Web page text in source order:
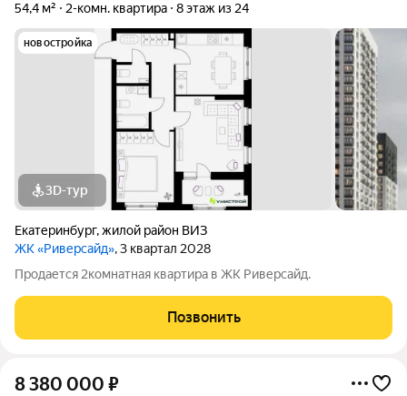
54,4 м²
2-комн. квартира 8 этаж из 24
новостройка
3D-тур
Екатеринбург,жилой район ВИЗ
ЖК «Риверсайд», 3 квартал 2028
Продается 2комнатная квартира в ЖК Риверсайд.
Позвонить
8 380 000 ₽